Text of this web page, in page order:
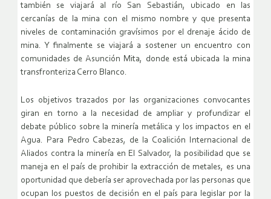
también se viajará al río San Sebastián, ubicado en las
cercanías de la mina con el mismo nombre y que presenta
niveles de contaminación gravísimos por el drenaje ácido de
mina. Y finalmente se viajará a sostener un encuentro con
comunidades de Asunción Mita, donde está ubicada la mina
transfronteriza Cerro Blanco.
Los objetivos trazados por las organizaciones convocantes
giran en torno a la necesidad de ampliar y profundizar el
debate público sobre la minería metálica y los impactos en el
Agua. Para Pedro Cabezas, de la Coalición Internacional de
Aliados contra la minería en El Salvador, la posibilidad que se
maneja en el país de prohibir la extracción de metales, es una
oportunidad que debería ser aprovechada por las personas que
ocupan los puestos de decisión en el país para legislar por la